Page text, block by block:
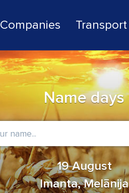
Companies Transport
Name days
19 August
Imanta, Melānija